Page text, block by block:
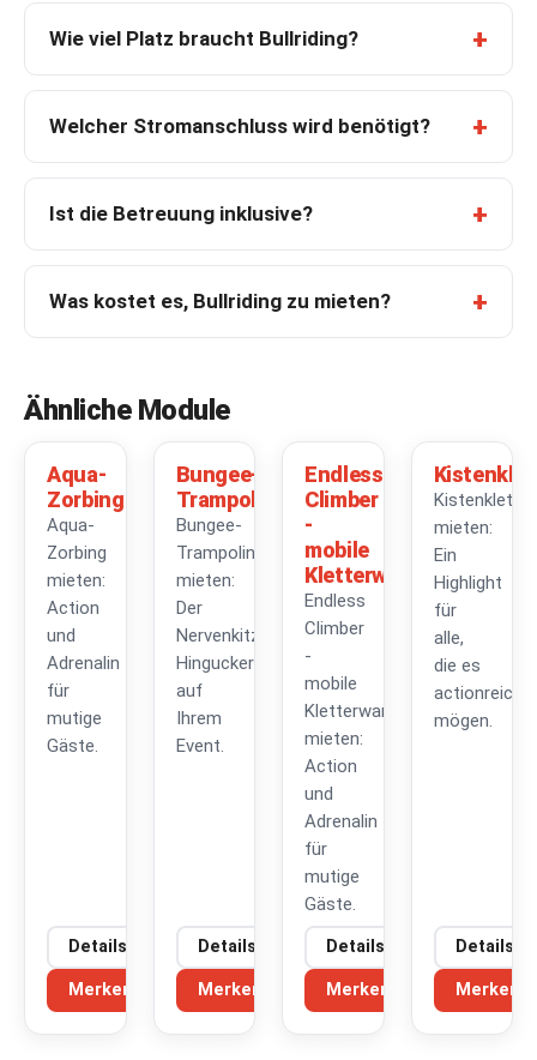
Wie viel Platz braucht Bullriding?
Welcher Stromanschluss wird benötigt?
Ist die Betreuung inklusive?
Was kostet es, Bullriding zu mieten?
Ähnliche Module
SOMMER
Aqua-
Zorbing
Aqua-
Zorbing
mieten:
Action
und
Adrenalin
für
mutige
Gäste.
Details
Merken
Bungee-
Trampolin
Bungee-
Trampolin
mieten:
Der
Nervenkitzel-
Hingucker
auf
Ihrem
Event.
Details
Merken
Endless
Climber
-
mobile
Kletterwand
Endless
Climber
-
mobile
Kletterwand
mieten:
Action
und
Adrenalin
für
mutige
Gäste.
Details
Merken
mieten:
Ein
Highlight
für
alle,
die es
actionreich
mögen.
Details
Merken